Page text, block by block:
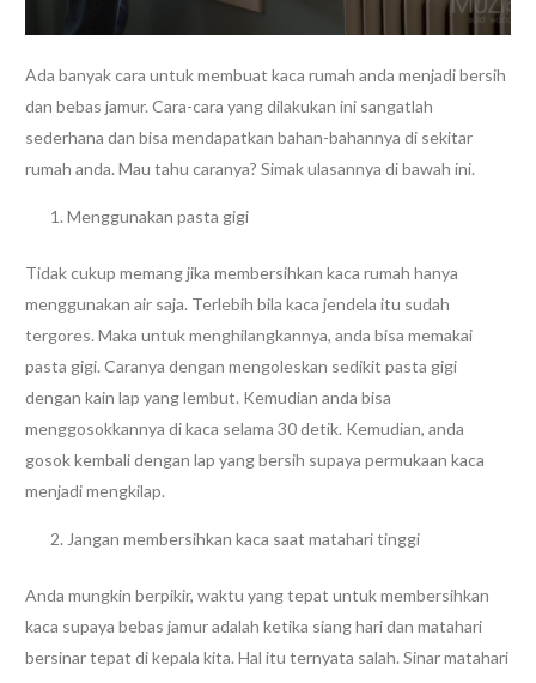
Ada banyak cara untuk membuat kaca rumah anda menjadi bersih
dan bebas jamur. Cara-cara yang dilakukan ini sangatlah
sederhana dan bisa mendapatkan bahan-bahannya di sekitar
rumah anda. Mau tahu caranya? Simak ulasannya di bawah ini.
Menggunakan pasta gigi
Tidak cukup memang jika membersihkan kaca rumah hanya
menggunakan air saja. Terlebih bila kaca jendela itu sudah
tergores. Maka untuk menghilangkannya, anda bisa memakai
pasta gigi. Caranya dengan mengoleskan sedikit pasta gigi
dengan kain lap yang lembut. Kemudian anda bisa
menggosokkannya di kaca selama 30 detik. Kemudian, anda
gosok kembali dengan lap yang bersih supaya permukaan kaca
menjadi mengkilap.
Jangan membersihkan kaca saat matahari tinggi
Anda mungkin berpikir, waktu yang tepat untuk membersihkan
kaca supaya bebas jamur adalah ketika siang hari dan matahari
bersinar tepat di kepala kita. Hal itu ternyata salah. Sinar matahari